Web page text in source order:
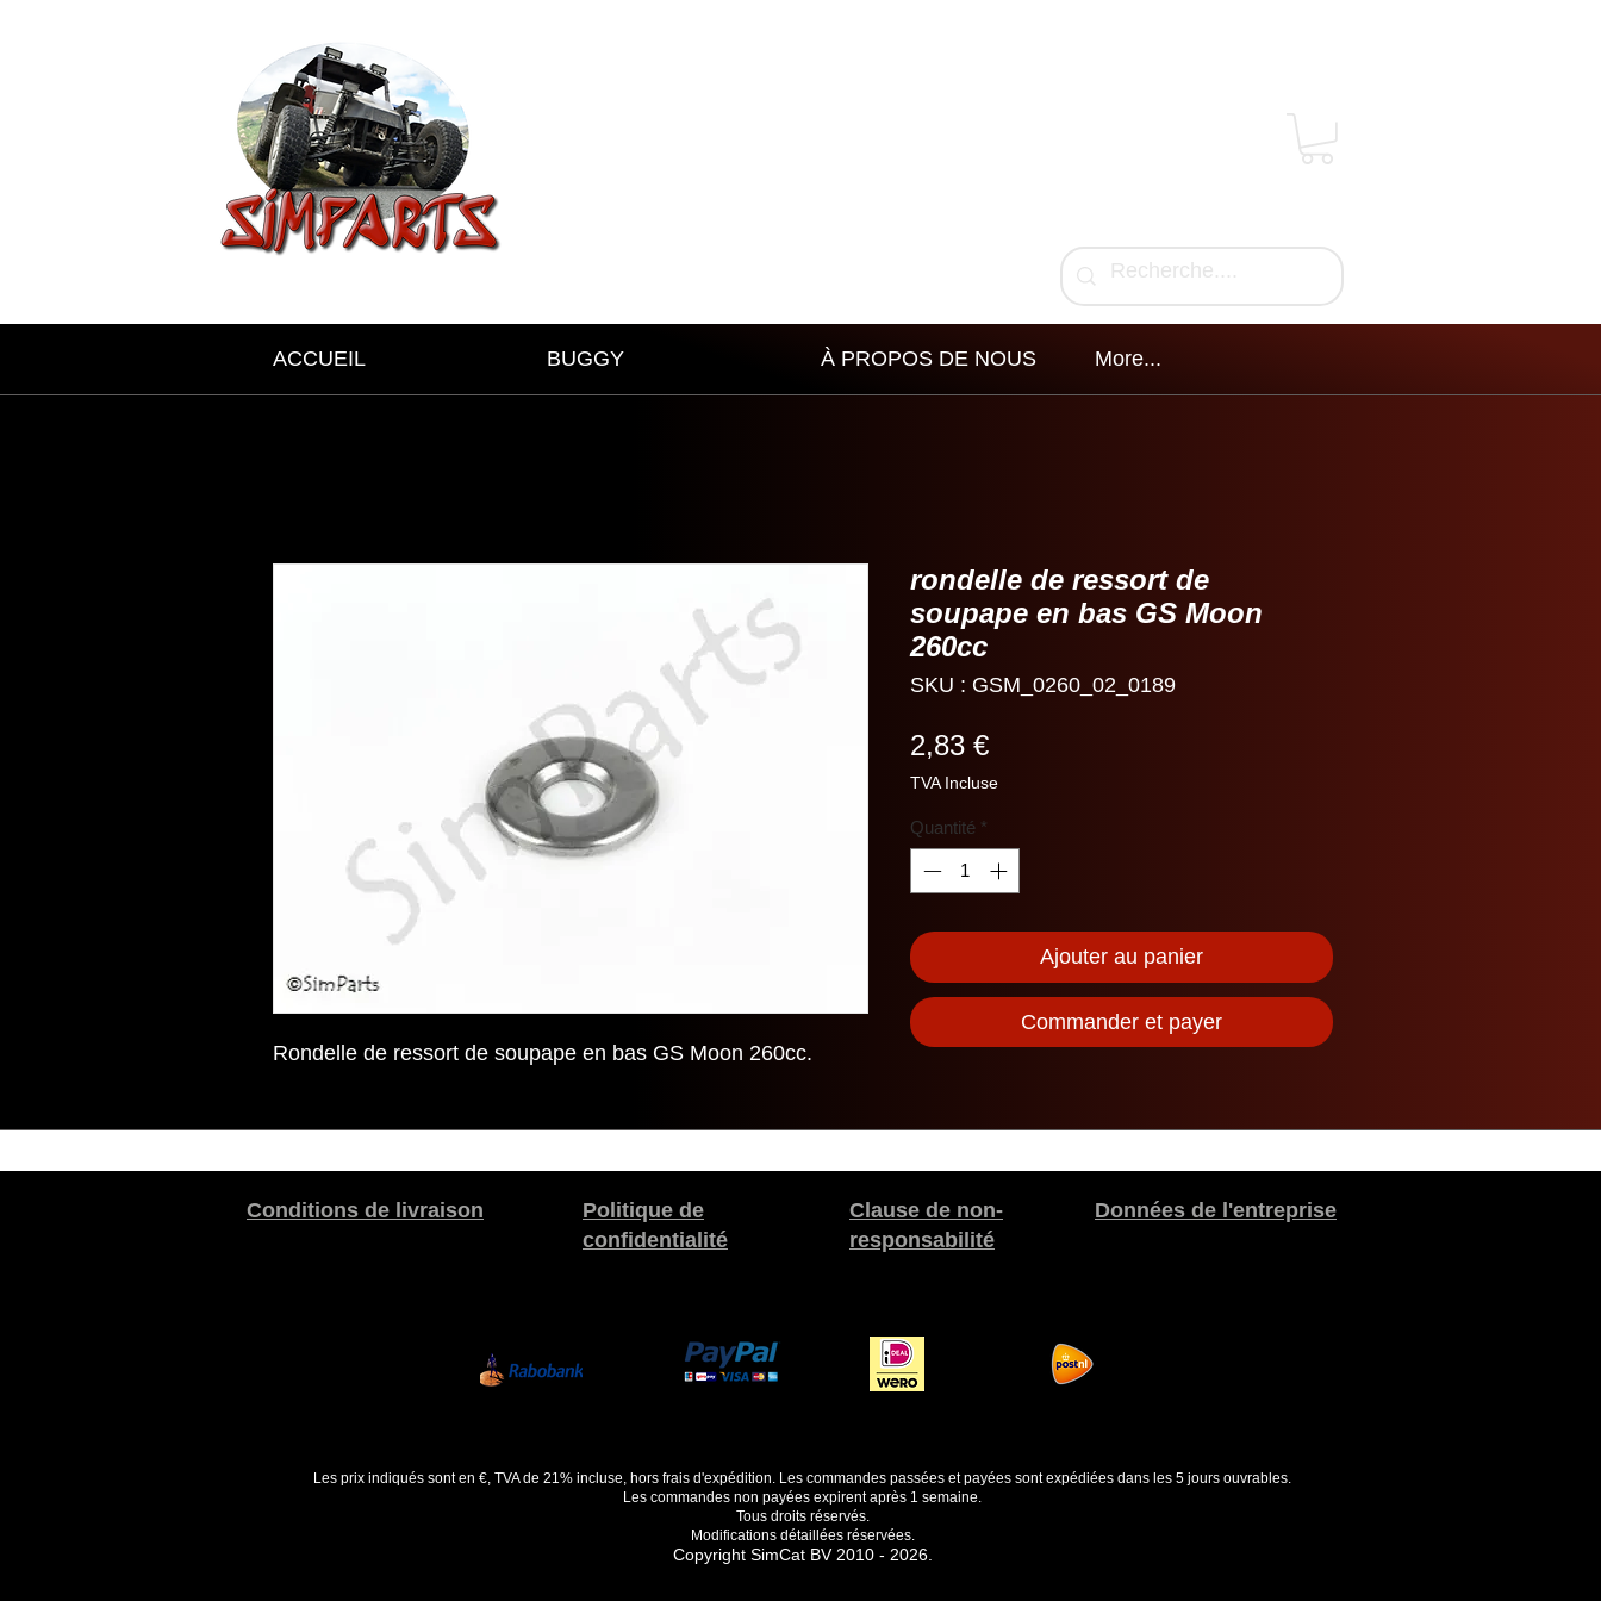
ACCUEIL BUGGY À PROPOS DE NOUS More...
Rondelle de ressort de soupape en bas GS Moon 260cc.
rondelle de ressort de
soupape en bas GS Moon
260cc
SKU : GSM_0260_02_0189
2,83 €Prix
TVA Incluse
Quantité *
Ajouter au panier
Commander et payer
Conditions de livraison
Politique de
confidentialité
Clause de non-
responsabilité
Données de l'entreprise
Les prix indiqués sont en €, TVA de 21% incluse, hors frais d'expédition. Les commandes passées et payées sont expédiées dans les 5 jours ouvrables.
Les commandes non payées expirent après 1 semaine.
Tous droits réservés.
Modifications détaillées réservées.
Copyright SimCat BV 2010 - 2026.